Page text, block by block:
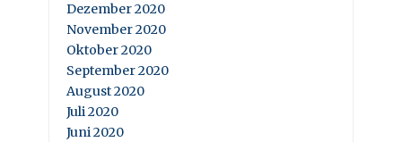
Dezember 2020
November 2020
Oktober 2020
September 2020
August 2020
Juli 2020
Juni 2020